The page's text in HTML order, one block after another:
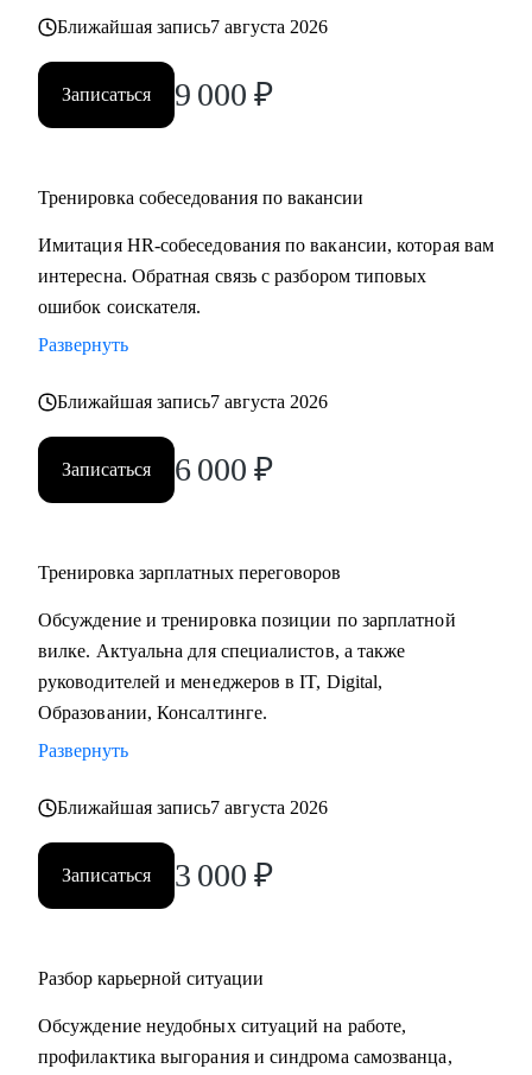
Ближайшая запись7 августа 2026
Записаться 9 000 ₽
Тренировка собеседования по вакансии
Имитация HR-собеседования по вакансии, которая вам
интересна. Обратная связь с разбором типовых
ошибок соискателя.
Развернуть
Ближайшая запись7 августа 2026
Записаться 6 000 ₽
Тренировка зарплатных переговоров
Обсуждение и тренировка позиции по зарплатной
вилке. Актуальна для специалистов, а также
руководителей и менеджеров в IT, Digital,
Образовании, Консалтинге.
Развернуть
Ближайшая запись7 августа 2026
Записаться 3 000 ₽
Разбор карьерной ситуации
Обсуждение неудобных ситуаций на работе,
профилактика выгорания и синдрома самозванца,